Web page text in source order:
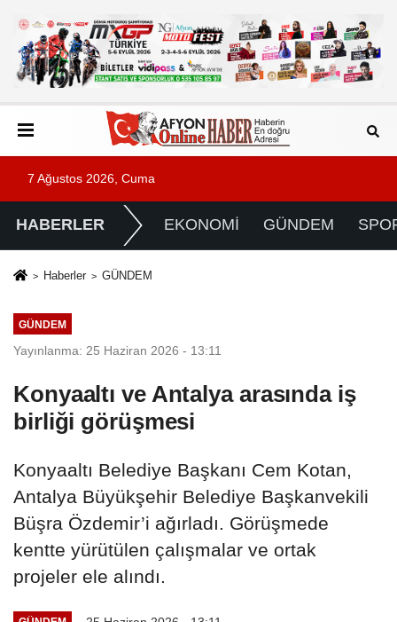
7 Ağustos 2026, Cuma
HABERLER EKONOMİ GÜNDEM
Haberler GÜNDEM
GÜNDEM
Yayınlanma: 25 Haziran 2026 - 13:11
Konyaaltı ve Antalya arasında iş
birliği görüşmesi
Konyaaltı Belediye Başkanı Cem Kotan,
Antalya Büyükşehir Belediye Başkanvekili
Büşra Özdemir’i ağırladı. Görüşmede
kentte yürütülen çalışmalar ve ortak
projeler ele alındı.